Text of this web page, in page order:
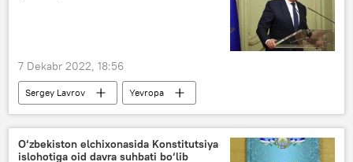
7 Dekabr 2022, 18:56
Sergey Lavrov
Yevropa
Emmanuel Makron
Rossiya
O‘zbekiston elchixonasida Konstitutsiya
islohotiga oid davra suhbati bo‘lib